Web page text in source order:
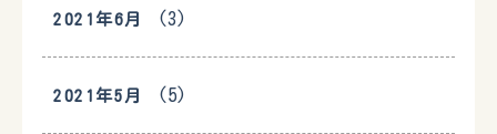
2021年6月 (3)
2021年5月 (5)